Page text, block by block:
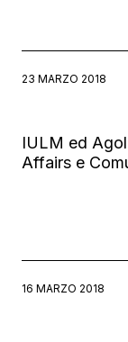
23 MARZO 2018
IULM ed
Affairs e
16 MARZO 2018